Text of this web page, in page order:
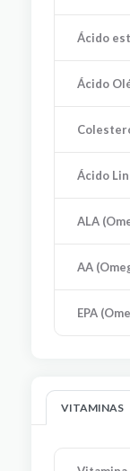
Ácido
Ácido
Ácido
ALA
AA
EPA
VITAMINAS